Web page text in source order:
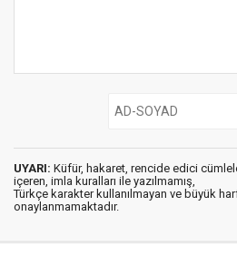
UYARI: Küfür, hakaret, rencide edici
içeren, imla kuralları ile yazılmamış,
Türkçe karakter kullanılmayan ve büyük
onaylanmamaktadır.